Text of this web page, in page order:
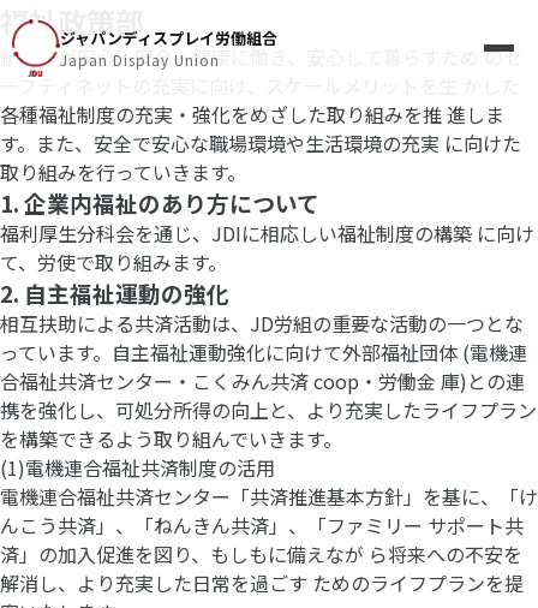
ジャパンディスプレイ労働組合
Japan Display Union
福祉政策部
組合員が安心・安全・健康に働き、安心して暮らすため のセ
ーフティネットの充実に向け、スケールメリットを生 かした
各種福祉制度の充実・強化をめざした取り組みを推 進しま
す。また、安全で安心な職場環境や生活環境の充実 に向けた
取り組みを行っていきます。
1. 企業内福祉のあり方について
福利厚生分科会を通じ、JDIに相応しい福祉制度の構築 に向け
て、労使で取り組みます。
2. 自主福祉運動の強化
相互扶助による共済活動は、JD労組の重要な活動の一つとな
っています。自主福祉運動強化に向けて外部福祉団体 (電機連
合福祉共済センター・こくみん共済 coop・労働金 庫)との連
携を強化し、可処分所得の向上と、より充実したライフプラン
を構築できるよう取り組んでいきます。
(1)電機連合福祉共済制度の活用
電機連合福祉共済センター「共済推進基本方針」を基に、「け
んこう共済」、「ねんきん共済」、「ファミリー サポート共
済」の加入促進を図り、もしもに備えなが ら将来への不安を
解消し、より充実した日常を過ごす ためのライフプランを提